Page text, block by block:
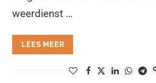
weerdienst …
LEES MEER